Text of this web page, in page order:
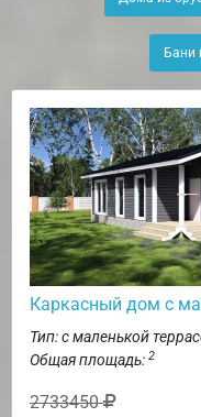
Бани
Каркасный дом с
Тип: с маленькой
Общая площадь: 2
2733450